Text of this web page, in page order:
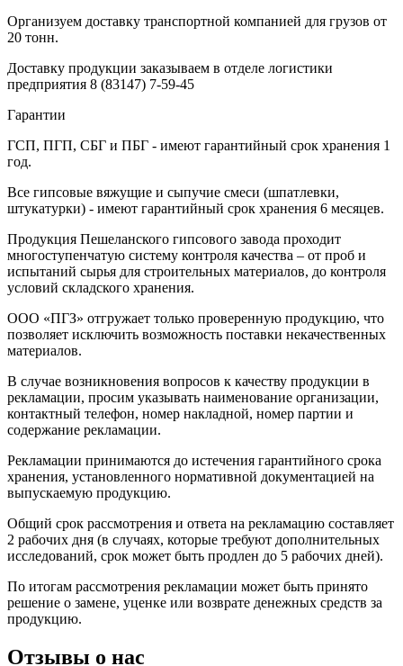
Организуем доставку транспортной компанией для грузов от
20 тонн.
Доставку продукции заказываем в отделе логистики
предприятия 8 (83147) 7-59-45
Гарантии
ГСП, ПГП, СБГ и ПБГ - имеют гарантийный срок хранения 1
год.
Все гипсовые вяжущие и сыпучие смеси (шпатлевки,
штукатурки) - имеют гарантийный срок хранения 6 месяцев.
Продукция Пешеланского гипсового завода проходит
многоступенчатую систему контроля качества – от проб и
испытаний сырья для строительных материалов, до контроля
условий складского хранения.
ООО «ПГЗ» отгружает только проверенную продукцию, что
позволяет исключить возможность поставки некачественных
материалов.
В случае возникновения вопросов к качеству продукции в
рекламации, просим указывать наименование организации,
контактный телефон, номер накладной, номер партии и
содержание рекламации.
Рекламации принимаются до истечения гарантийного срока
хранения, установленного нормативной документацией на
выпускаемую продукцию.
Общий срок рассмотрения и ответа на рекламацию составляет
2 рабочих дня (в случаях, которые требуют дополнительных
исследований, срок может быть продлен до 5 рабочих дней).
По итогам рассмотрения рекламации может быть принято
решение о замене, уценке или возврате денежных средств за
продукцию.
Отзывы о нас